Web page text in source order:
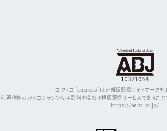
コクリコ［cocreco］は正規版配信サイトマークを
著作権者からコンテンツ使用許諾を得た正規版配信サービスであるこ
https://aebs.or.jp/